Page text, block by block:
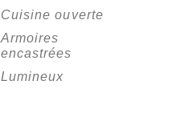
Cuisine ouverte
Armoires
encastrées
Lumineux